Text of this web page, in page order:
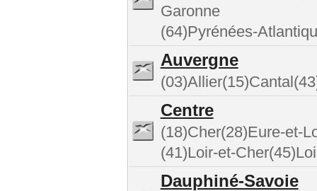
Garonne
(64)Pyrénées-
Auvergne
Centre
(18)Cher(28)Eure-et-
(41)Loir-et-
Dauphiné-Savoie